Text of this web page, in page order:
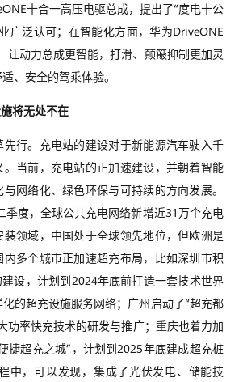
十合一高压电驱总成，提出了“度电十公
广泛认可；在智能化方面，华为DriveONE
让动力总成更智能，打滑、颠簸抑制更加灵
、安全的驾乘体验。
将无处不在
先行。充电站的建设对于新能源汽车驶入千
。当前，充电站的正加速建设，并朝着智能
网络化、绿色环保与可持续的方向发展。
季度，全球公共充电网络新增近31万个充电
装领域，中国处于全球领先地位，但欧洲是
多个城市正加速超充布局，比如深圳市积
建设，计划到2024年底前打造一套技术世界
的超充设施服务网络；广州启动了“超充都
功率快充技术的研发与推广；重庆也着力加
捷超充之城”，计划到2025年底建成超充桩
中，可以发现，集成了光伏发电、储能技